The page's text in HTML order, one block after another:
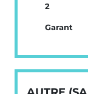
2
Garant